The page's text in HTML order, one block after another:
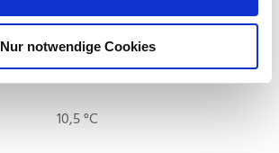
Nur notwendige Cookies
Aktuell vor Ort
10,5 °C